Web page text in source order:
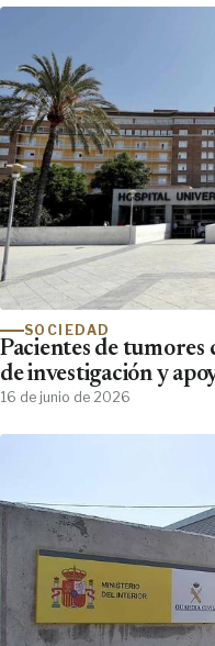
SOCIEDAD
Pacientes de
de investigación y
16 de junio de 2026